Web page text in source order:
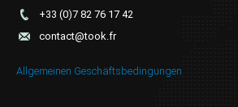
+33 (0)7 82 76 17 42
contact@took.fr
Allgemeinen Geschäftsbedingungen